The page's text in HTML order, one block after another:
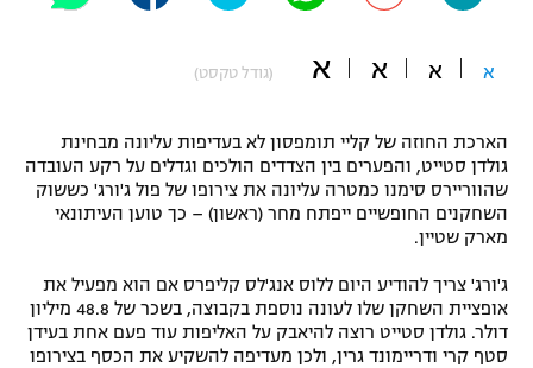
תקנון משתתפים וזוכים בפרסים
תקנון עבור פעילות אלקטרה
תקנון עבור פעילות ספורט 1 – "מרלן"
טניס
גיימינג E-Sports
תנאי שימוש
כדורמים
פוטבול אמריקאי NFL
בייסבול MLB
ספורט אתגרי ואקסטרים
א א א א (גודל טקסט)
הארכת החוזה של קליי תומפסון לא בעדיפות עליונה מבחינת
גולדן סטייט, והפערים בין הצדדים הולכים וגדלים על רקע העובדה
שהווריירס סימנו כמטרה עליונה את צירופו של פול ג'ורג' כששוק
השחקנים החופשיים ייפתח מחר (ראשון) – כך טוען העיתונאי
מארק שטיין.
ג'ורג' צריך להודיע היום ללוס אנג'לס קליפרס אם הוא מפעיל את
אופציית השחקן שלו לעונה נוספת בקבוצה, בשכר של 48.8 מיליון
דולר. גולדן סטייט רוצה להיאבק על האליפות עוד פעם אחת בעידן
סטף קרי ודריימונד גרין, ולכן מעדיפה להשקיע את הכסף בצירופו